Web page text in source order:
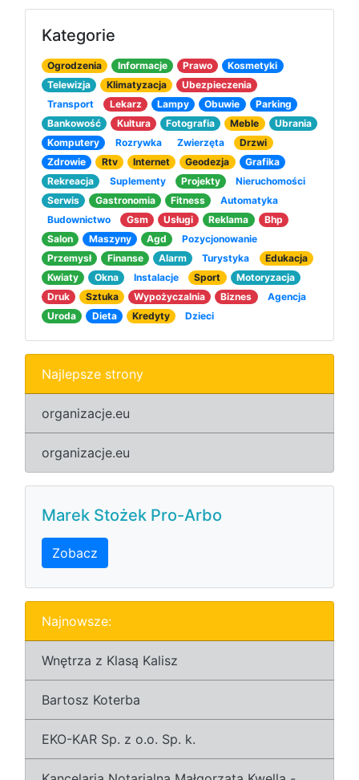
Kategorie
Ogrodzenia Informacje Prawo
Kosmetyki
Telewizja
Klimatyzacja
Ubezpieczenia
Transport
Lekarz Lampy Obuwie
Parking
Bankowość
Kultura Fotografia Meble
Ubrania
Komputery
Rozrywka Zwierzęta
Drzwi
Zdrowie
Rtv Internet Geodezja
Grafika
Rekreacja
Suplementy Projekty
Nieruchomości
Serwis
Gastronomia Fitness
Automatyka
Budownictwo
Gsm Usługi Reklama
Bhp
Salon
Maszyny Agd
Pozycjonowanie
Przemysł
Finanse Alarm Turystyka
Edukacja
Kwiaty
Okna Instalacje Sport
Motoryzacja
Druk
Sztuka Wypożyczalnia Biznes
Agencja
Uroda
Dieta Kredyty Dzieci
Najlepsze strony
organizacje.eu
organizacje.eu
Marek Stożek Pro-Arbo
Zobacz
Najnowsze:
Wnętrza z Klasą Kalisz
Bartosz Koterba
EKO-KAR Sp. z o.o. Sp. k.